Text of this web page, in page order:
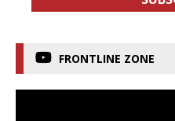
FRONTLINE ZONE